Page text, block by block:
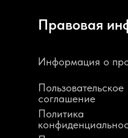
Пользовательское
соглашение
Политика
Информация о
Правовая